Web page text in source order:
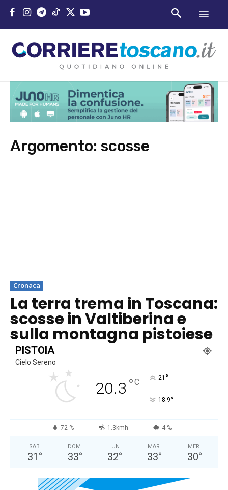
Argomento: scosse
Cronaca
La terra trema in Toscana:
scosse in Valtiberina e
sulla montagna pistoiese
PISTOIA
Cielo Sereno
20.3 °C 21 °
18.9°
72 % 1.3kmh 4 %
SAB
31 °
DOM
33°
LUN
32°
MAR
33°
MER
30°